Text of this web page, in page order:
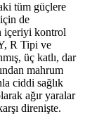
tüm güçlere
de
içeriyi kontrol
R Tipi ve
üç katlı, dar
mahrum
ciddi sağlık
ağır yaralar
direnişte.